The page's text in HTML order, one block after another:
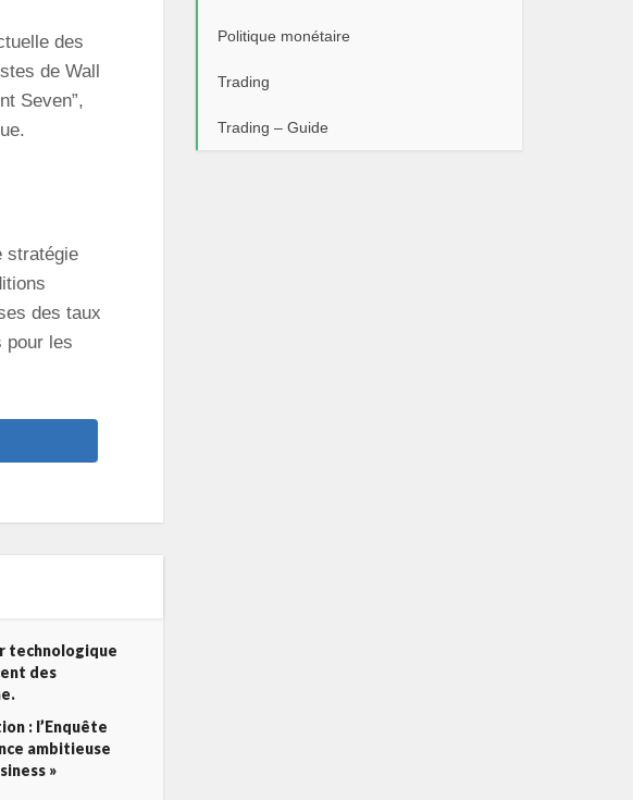
des
de Wall
Seven”,
stratégie
des taux
pour les
technologique
des
: l’Enquête
ambitieuse
»
Politique monétaire
Trading
Trading – Guide